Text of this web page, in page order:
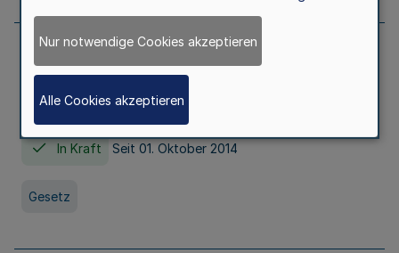
Gesetz über die Hochschulen des Landes
Nordrhein-Westfalen (Hochschulgesetz -
HG)
In Kraft Seit 01. Oktober 2014
Gesetz
Nur notwendige Cookies akzeptieren
Alle Cookies akzeptieren